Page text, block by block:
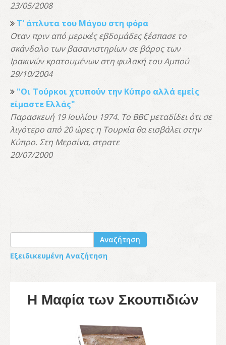
23/05/2008
Τ' άπλυτα του Μάγου στη φόρα
Οταν πριν από μερικές εβδομάδες ξέσπασε το
σκάνδαλο των βασανιστηρίων σε βάρος των
Ιρακινών κρατουμένων στη φυλακή του Αμπού
29/10/2004
"Οι Τούρκοι χτυπούν την Κύπρο αλλά εμείς
είμαστε Ελλάς"
Παρασκευή 19 Ιουλίου 1974. Το BBC μεταδίδει ότι σε
λιγότερο από 20 ώρες η Τουρκία θα εισβάλει στην
Κύπρο. Στη Μερσίνα, στρατε
20/07/2000
Αναζήτηση
Εξειδικευμένη Αναζήτηση
Η Μαφία των Σκουπιδιών